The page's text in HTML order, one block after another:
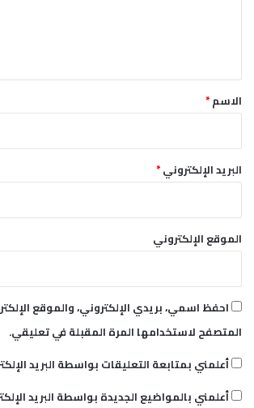
*الاسم*
البريد الإلكتروني*
الموقع الإلكتروني
احفظ اسمي، بريدي الإلكتروني، والموقع
المتصفح لاستخدامها المرة المقبلة في تعليقي.
أعلمني بمتابعة التعليقات بواسطة البريد
أعلمني بالمواضيع الجديدة بواسطة البريد